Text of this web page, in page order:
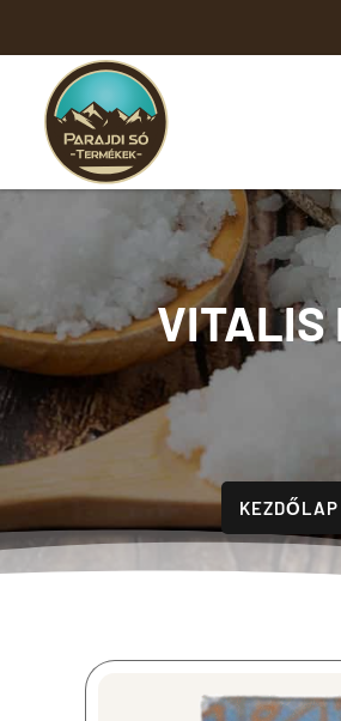
VITALIS
KEZDŐLAP